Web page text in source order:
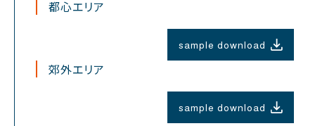
都心エリア
sample download
郊外エリア
sample download